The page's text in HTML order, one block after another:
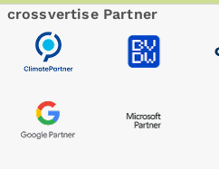
crossvertise Partner